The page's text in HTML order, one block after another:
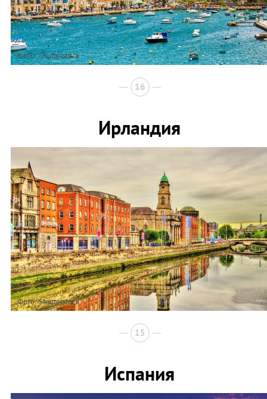
Фото: Shutterstock
16
Ирландия
Фото: Shutterstock
15
Испания